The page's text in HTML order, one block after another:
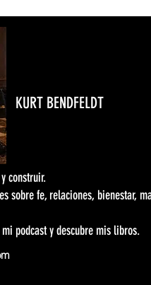
KURT BENDFELDT
construir.
sobre fe, relaciones, bienestar,
podcast y descubre mis libros.